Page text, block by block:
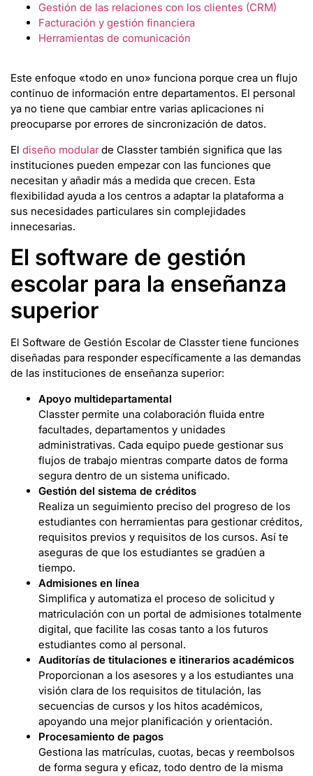
Gestión de las relaciones con los clientes (CRM)
Facturación y gestión financiera
Herramientas de comunicación
Este enfoque «todo en uno» funciona porque crea un flujo
continuo de información entre departamentos. El personal
ya no tiene que cambiar entre varias aplicaciones ni
preocuparse por errores de sincronización de datos.
El diseño modularde Classter también significa que las
instituciones pueden empezar con las funciones que
necesitan y añadir más a medida que crecen. Esta
flexibilidad ayuda a los centros a adaptar la plataforma a
sus necesidades particulares sin complejidades
innecesarias.
El software de gestión
escolar para la enseñanza
superior
El Software de Gestión Escolar de Classter tiene funciones
diseñadas para responder específicamente a las demandas
de las instituciones de enseñanza superior:
Apoyo multidepartamental
Classter permite una colaboración fluida entre
facultades, departamentos y unidades
administrativas. Cada equipo puede gestionar sus
flujos de trabajo mientras comparte datos de forma
segura dentro de un sistema unificado.
Gestión del sistema de créditos
Realiza un seguimiento preciso del progreso de los
estudiantes con herramientas para gestionar créditos,
requisitos previos y requisitos de los cursos. Así te
aseguras de que los estudiantes se gradúen a
tiempo.
Admisiones en línea
Simplifica y automatiza el proceso de solicitud y
matriculación con un portal de admisiones totalmente
digital, que facilite las cosas tanto a los futuros
estudiantes como al personal.
Auditorías de titulaciones e itinerarios académicos
Proporcionan a los asesores y a los estudiantes una
visión clara de los requisitos de titulación, las
secuencias de cursos y los hitos académicos,
apoyando una mejor planificación y orientación.
Procesamiento de pagos
Gestiona las matrículas, cuotas, becas y reembolsos
de forma segura y eficaz, todo dentro de la misma